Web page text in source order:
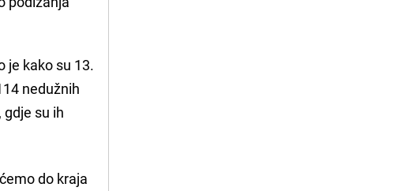
je kako su 13.
nedužnih
su ih
do kraja